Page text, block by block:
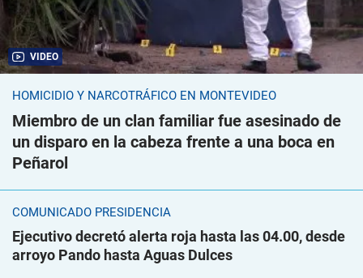
VIDEO
HOMICIDIO Y NARCOTRÁFICO EN MONTEVIDEO
Miembro de un clan familiar fue asesinado de
un disparo en la cabeza frente a una boca en
Peñarol
COMUNICADO PRESIDENCIA
Ejecutivo decretó alerta roja hasta las 04.00, desde
arroyo Pando hasta Aguas Dulces